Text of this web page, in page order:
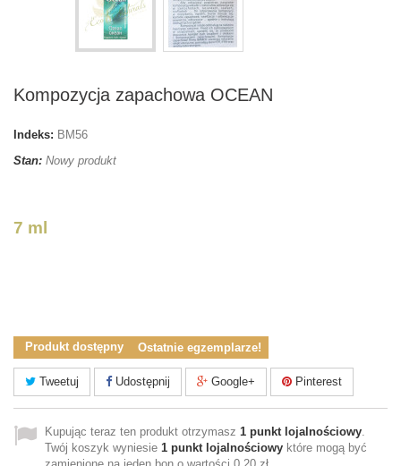
Kompozycja zapachowa OCEAN
Indeks: BM56
Stan: Nowy produkt
7 ml
Produkt dostępny Ostatnie egzemplarze!
Tweetuj Udostępnij Google+ Pinterest
Kupując teraz ten produkt otrzymasz 1 punkt lojalnościowy.
Twój koszyk wyniesie 1 punkt lojalnościowy które mogą być